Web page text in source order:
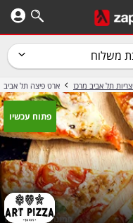
משלוח
תל אביב מרכז ארט פיצה תל אביב
פתוח עכשיו